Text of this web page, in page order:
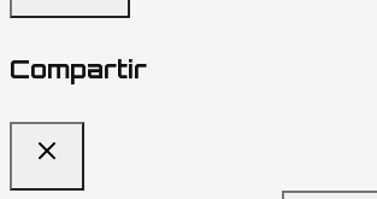
Compartir